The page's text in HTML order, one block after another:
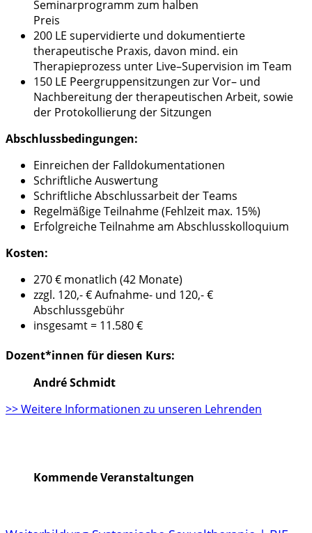
Seminarprogramm zum halben
Preis
200 LE supervidierte und dokumentierte
therapeutische Praxis, davon mind. ein
Therapieprozess unter Live–Supervision im Team
150 LE Peergruppensitzungen zur Vor– und
Nachbereitung dertherapeutischen Arbeit, sowie
der Protokollierung der Sitzungen
Abschlussbedingungen:
Einreichen der Falldokumentationen
Schriftliche Auswertung
Schriftliche Abschlussarbeit der Teams
Regelmäßige Teilnahme (Fehlzeit max. 15%)
Erfolgreiche Teilnahme am Abschlusskolloquium
Kosten:
270 € monatlich (42 Monate)
zzgl. 120,- € Aufnahme- und 120,- €
Abschlussgebühr
insgesamt = 11.580 €
Dozent*innen für diesen Kurs:
André Schmidt
>> Weitere Informationen zu unseren Lehrenden
Kommende Veranstaltungen